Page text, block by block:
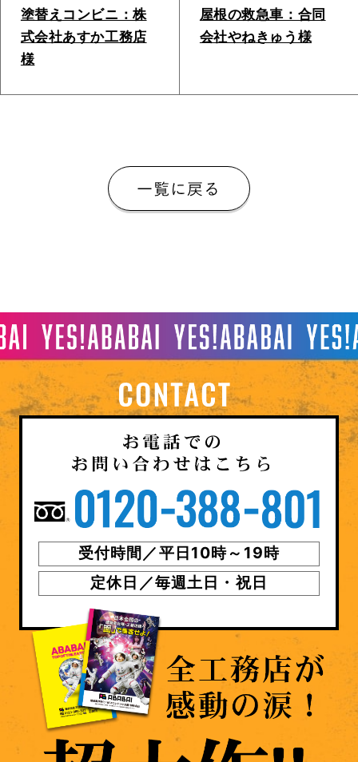
塗替えコンビニ：株
式会社あすか工務店
様
屋根の救急車：合同
会社やねきゅう様
受付時間／平日10時～19時
定休日／毎週土日・祝日